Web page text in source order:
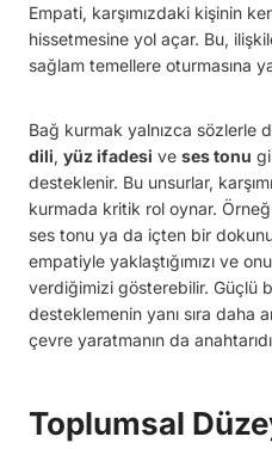
Empati, karşımızdaki kişinin
hissetmesine yol açar. Bu,
sağlam temellere oturmasına
Bağ kurmak yalnızca sözlerle
dili, yüz ifadesi ve ses tonu
desteklenir. Bu unsurlar,
kurmada kritik rol oynar.
ses tonu ya da içten bir
empatiyle yaklaştığımızı ve
verdiğimizi gösterebilir. Güçlü
desteklemenin yanı sıra daha
çevre yaratmanın da
Toplumsal